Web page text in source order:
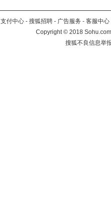
支付中心 - 搜狐招聘 - 广告服务 - 客服中心
Copyright©2018
搜狐不良信息举